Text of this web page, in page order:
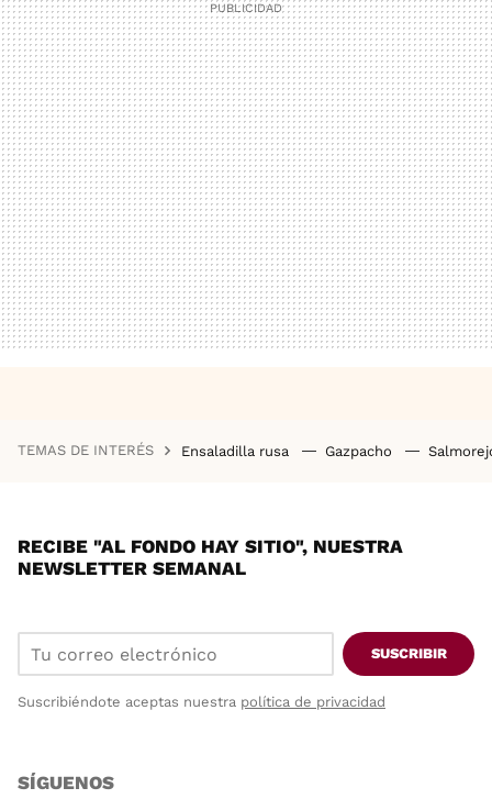
TEMAS DE INTERÉS Ensaladilla rusa Gazpacho
RECIBE "AL FONDO HAY SITIO", NUESTRA
NEWSLETTER SEMANAL
SUSCRIBIR
Suscribiéndote aceptas nuestra política de privacidad
SÍGUENOS